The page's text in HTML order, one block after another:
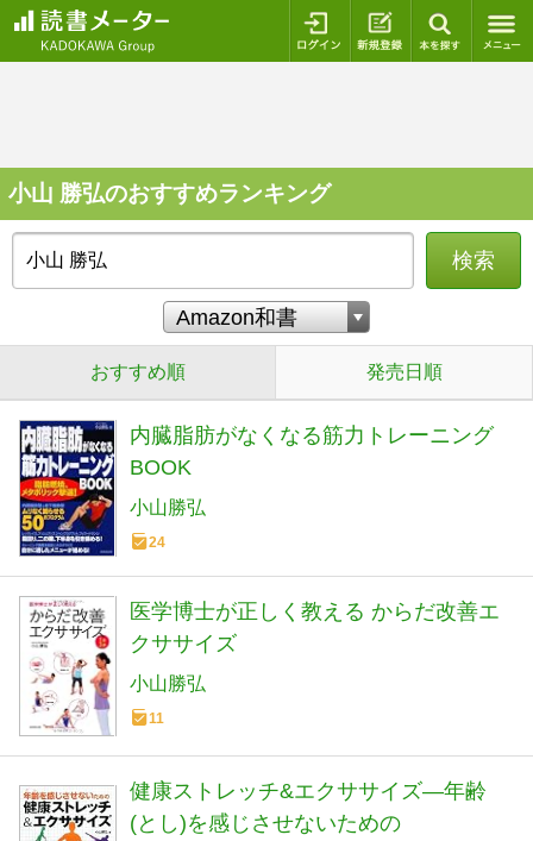
ログイン 新規登録
小山 勝弘のおすすめランキング
検索
おすすめ順 発売日順
内臓脂肪がなくなる筋力トレーニング
BOOK
小山勝弘
24
医学博士が正しく教える からだ改善エ
クササイズ
小山勝弘
11
健康ストレッチ&エクササイズ―年齢
(とし)を感じさせないための